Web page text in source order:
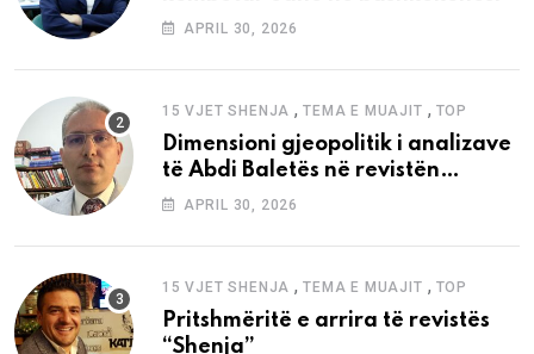
APRIL 30, 2026
15 VJET SHENJA ,TEMA E MUAJIT , TOP
Dimensioni gjeopolitik i analizave
të Abdi Baletës në revistën
“Shenja”
APRIL 30, 2026
15 VJET SHENJA ,TEMA E MUAJIT , TOP
Pritshmëritë e arrira të revistës
“Shenja”